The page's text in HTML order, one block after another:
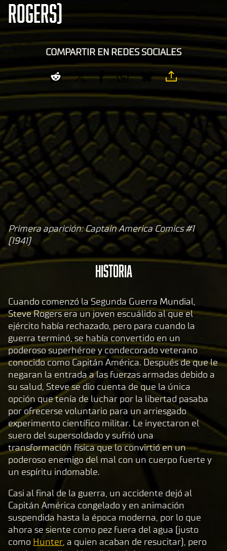
ROGERS)
COMPARTIR EN REDES SOCIALES
A
c
c
t
&
P
l
a
y
Al
hace
r
clic
en
juga
r,
tas
la
pol
ític
Primera aparición: Captain America Comics #1
(1941)
Historia
Cuando comenzó la Segunda Guerra Mundial,
Steve Rogers era un joven escuálido al que el
ejército había rechazado, pero para cuando la
guerra terminó, se había convertido en un
poderoso superhéroe y condecorado veterano
conocido como Capitán América. Después de que le
negaran la entrada a las fuerzas armadas debido a
su salud, Steve se dio cuenta de que la única
opción que tenía de luchar por la libertad pasaba
por ofrecerse voluntario para un arriesgado
experimento científico militar. Le inyectaron el
suero del supersoldado y sufrió una
transformación física que lo convirtió en un
poderoso enemigo del mal con un cuerpo fuerte y
un espíritu indomable.
Casi al final de la guerra, un accidente dejó al
Capitán América congelado y en animación
suspendida hasta la época moderna, por lo que
ahora se siente como pez fuera del agua (justo
como Hunter, a quien acaban de resucitar), pero